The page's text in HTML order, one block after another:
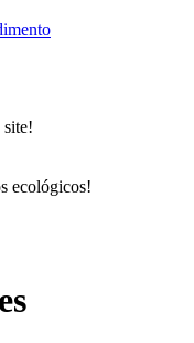
site!
ecológicos!